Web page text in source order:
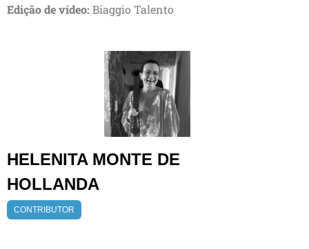
Edição de vídeo: Biaggio Talento
HELENITA MONTE DE
HOLLANDA
CONTRIBUTOR